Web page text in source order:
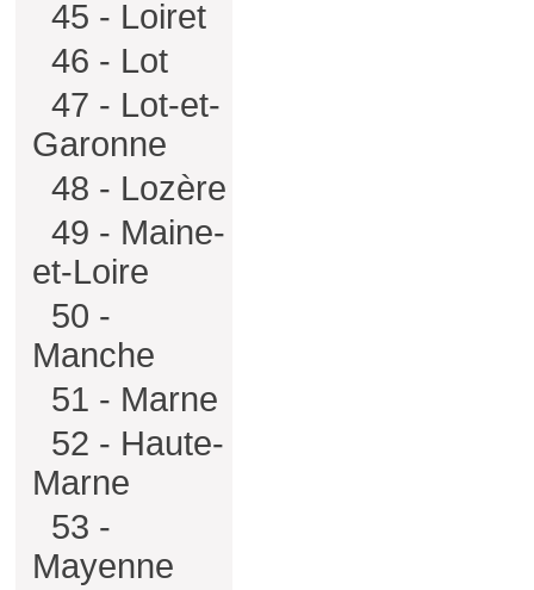
45 - Loiret
46 - Lot
47 - Lot-et-
Garonne
48 - Lozère
49 - Maine-
et-Loire
50 -
Manche
51 - Marne
52 - Haute-
Marne
53 -
Mayenne